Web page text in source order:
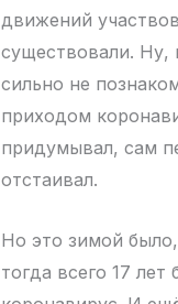
движений
существовали. Ну,
сильно не
приходом
придумывал, сам
отстаивал.
Но это зимой
тогда всего 17